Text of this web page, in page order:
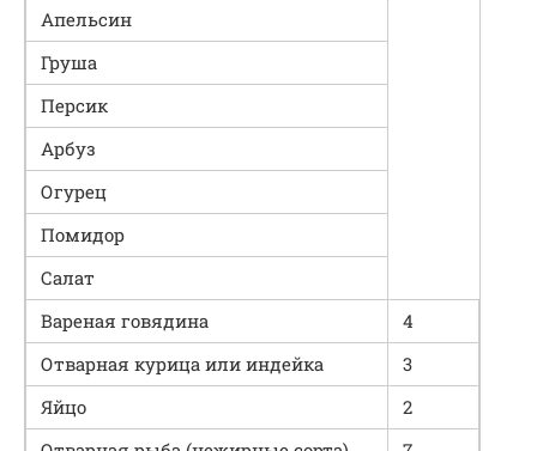
Апельсин
Груша
Персик
Арбуз
Огурец
Помидор
Салат
Вареная говядина
4
Отварная курица или индейка
3
Яйцо
2